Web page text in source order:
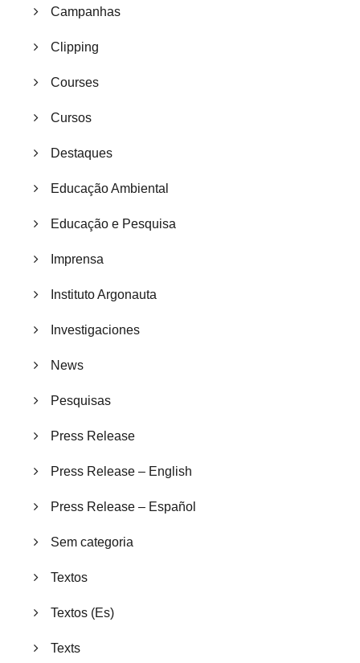
Campanhas
Clipping
Courses
Cursos
Destaques
Educação Ambiental
Educação e Pesquisa
Imprensa
Instituto Argonauta
Investigaciones
News
Pesquisas
Press Release
Press Release – English
Press Release – Español
Sem categoria
Textos
Textos (Es)
Texts